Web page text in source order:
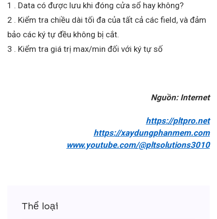
1 . Data có được lưu khi đóng cửa sổ hay không?
2 . Kiểm tra chiều dài tối đa của tất cả các field, và đảm
bảo các ký tự đều không bị cắt.
3 . Kiểm tra giá trị max/min đối với ký tự số
Nguồn: Internet
https://pltpro.net
https://xaydungphanmem.com
www.youtube.com/@pltsolutions3010
Thể loại